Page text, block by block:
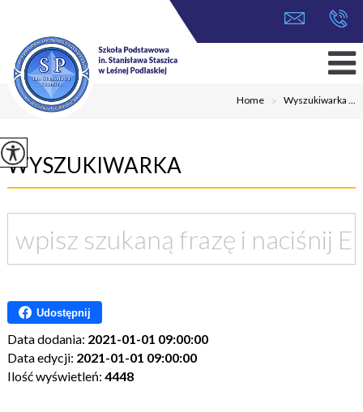
Home > Wyszukiwarka ...
WYSZUKIWARKA
Udostępnij
Data dodania: 2021-01-01 09:00:00
Data edycji: 2021-01-01 09:00:00
Ilość wyświetleń: 4448